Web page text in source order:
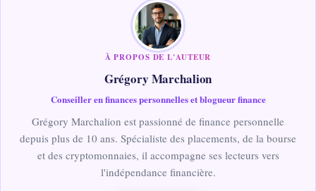
À PROPOS DE L'AUTEUR
Grégory Marchalion
Conseiller en finances personnelles et blogueur finance
Grégory Marchalion est passionné de finance personnelle
depuis plus de 10 ans. Spécialiste des placements, de la bourse
et des cryptomonnaies, il accompagne ses lecteurs vers
l'indépendance financière.